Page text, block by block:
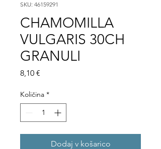
SKU: 46159291
CHAMOMILLA
VULGARIS 30CH
GRANULI
8,10 €
Količina *
Dodaj v košarico